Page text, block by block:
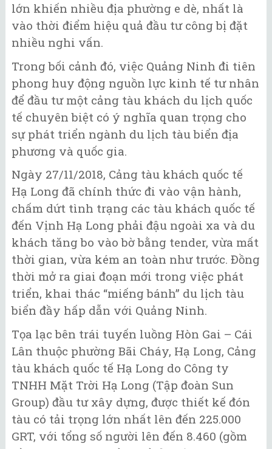
lớn khiến nhiều địa phường e dè, nhất là
vào thời điểm hiệu quả đầu tư công bị đặt
nhiều nghi vấn.
Trong bối cảnh đó, việc Quảng Ninh đi tiên
phong huy động nguồn lực kinh tế tư nhân
để đầu tư một cảng tàu khách du lịch quốc
tế chuyên biệt có ý nghĩa quan trọng cho
sự phát triển ngành du lịch tàu biển địa
phương và quốc gia.
Ngày 27/11/2018, Cảng tàu khách quốc tế
Hạ Long đã chính thức đi vào vận hành,
chấm dứt tình trạng các tàu khách quốc tế
đến Vịnh Hạ Long phải đậu ngoài xa và du
khách tăng bo vào bờ bằng tender, vừa mất
thời gian, vừa kém an toàn như trước. Đồng
thời mở ra giai đoạn mới trong việc phát
triển, khai thác “miếng bánh” du lịch tàu
biển đầy hấp dẫn với Quảng Ninh.
Tọa lạc bên trái tuyến luồng Hòn Gai – Cái
Lân thuộc phường Bãi Cháy, Hạ Long, Cảng
tàu khách quốc tế Hạ Long do Công ty
TNHH Mặt Trời Hạ Long (Tập đoàn Sun
Group) đầu tư xây dựng, được thiết kế đón
tàu có tải trọng lớn nhất lên đến 225.000
GRT, với tổng số người lên đến 8.460 (gồm